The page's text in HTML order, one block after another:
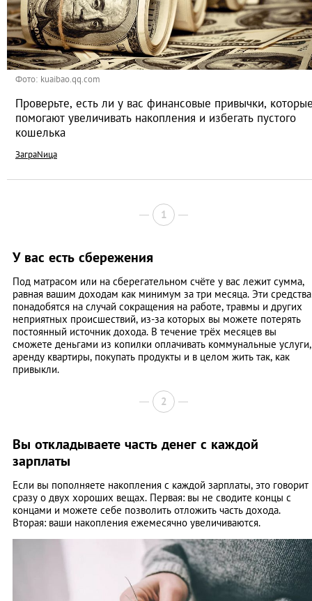
Фото: kuaibao.qq.com
Проверьте, есть ли у вас финансовые привычки,
помогают увеличивать накопления и избегать пустого
кошелька
ЗаграNица
1
У вас есть сбережения
Под матрасом или на сберегательном счёте у вас лежит сумма,
равная вашим доходам как минимум за три месяца. Эти средства
понадобятся на случай сокращения на работе, травмы и других
неприятных происшествий, из-за которых вы можете потерять
постоянный источник дохода. В течение трёх месяцев вы
сможете деньгами из копилки оплачивать коммунальные услуги,
аренду квартиры, покупать продукты и в целом жить так, как
привыкли.
2
Вы откладываете часть денег с каждой
зарплаты
Если вы пополняете накопления с каждой зарплаты, это говорит
сразу о двух хороших вещах. Первая: вы не сводите концы с
концами и можете себе позволить отложить часть дохода.
Вторая: ваши накопления ежемесячно увеличиваются.